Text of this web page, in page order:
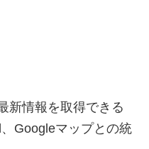
新情報を取得できる
Googleマップとの統